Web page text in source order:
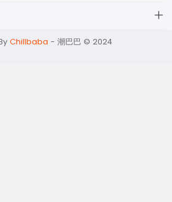
Chillbaba - 潮巴巴 © 2024